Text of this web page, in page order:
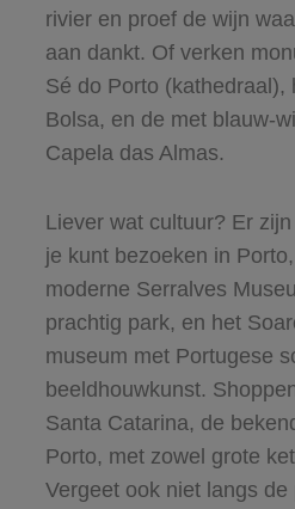
rivier en proef de wijn
aan dankt. Of verken
Sé do Porto (kathedraal),
Bolsa, en de met blauw-
Capela das Almas.
Liever wat cultuur? Er
je kunt bezoeken in
moderne Serralves
prachtig park, en het
museum met Portugese
beeldhouwkunst.
Santa Catarina, de
Porto, met zowel grote
Vergeet ook niet langs